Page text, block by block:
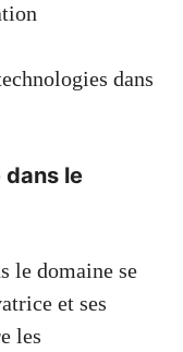
dans
dans le
le domaine se
et ses
les